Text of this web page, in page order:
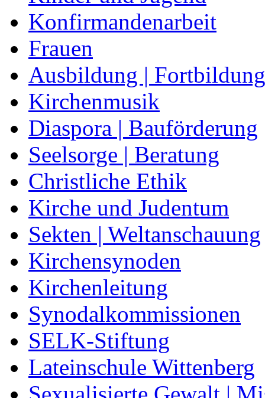
Konfirmandenarbeit
Frauen
Ausbildung | Fortbildung
Kirchenmusik
Diaspora | Bauförderung
Seelsorge | Beratung
Christliche Ethik
Kirche und Judentum
Sekten | Weltanschauung
Kirchensynoden
Kirchenleitung
Synodalkommissionen
SELK-Stiftung
Lateinschule Wittenberg